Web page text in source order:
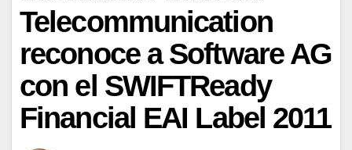
Telecommunication
reconoce a Software AG
con el SWIFTReady
Financial EAI Label 2011